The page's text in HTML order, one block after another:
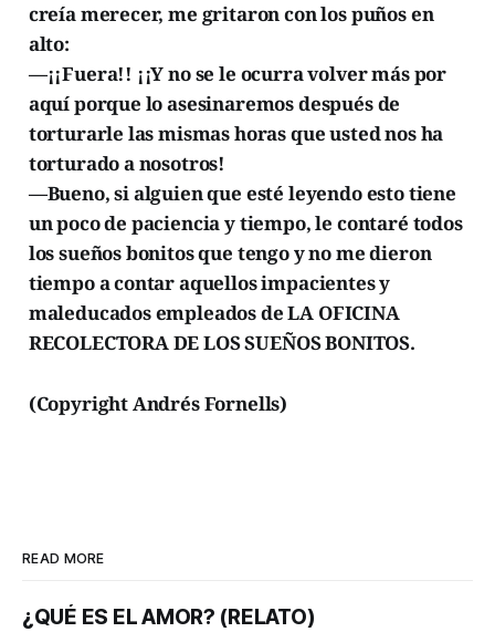
creía merecer, me gritaron con los puños en
alto:
—¡¡Fuera!! ¡¡Y no se le ocurra volver más por
aquí porque lo asesinaremos después de
torturarle las mismas horas que usted nos ha
torturado a nosotros!
—Bueno, si alguien que esté leyendo esto tiene
un poco de paciencia y tiempo, le contaré todos
los sueños bonitos que tengo y no me dieron
tiempo a contar aquellos impacientes y
maleducados empleados de LA OFICINA
RECOLECTORA DE LOS SUEÑOS BONITOS.
(Copyright Andrés Fornells)
READ MORE
¿QUÉ ES EL AMOR? (RELATO)